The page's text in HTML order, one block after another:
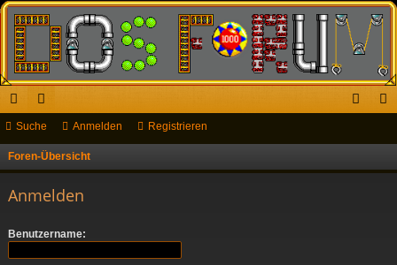
ch
ne
riff
or
en
Suche Anmelden Registrieren
Foren-Übersicht
Anmelden
Benutzername: